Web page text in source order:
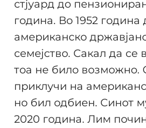
стјуард до
година. Во 1952 година
американско
семејство. Сакал да се
тоа не било возможно.
приклучи на
но бил одбиен. Синот
2020 година. Лим